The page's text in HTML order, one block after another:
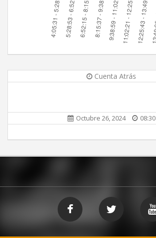
Cuenta Atrás
Octubre 26, 2024 08:30